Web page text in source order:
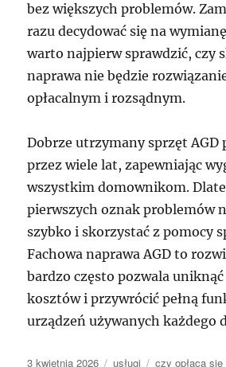
bez większych problemów.
razu decydować się na
warto najpierw sprawdzić, czy
naprawa nie będzie
opłacalnym i rozsądnym.
Dobrze utrzymany sprzęt AGD
przez wiele lat, zapewniając
wszystkim domownikom.
pierwszych oznak problemów
szybko i skorzystać z pomocy
Fachowa naprawa AGD to
bardzo często pozwala
kosztów i przywrócić pełną
urządzeń używanych każdego
Data
3 kwietnia 2026 Kategorie
usługi Tagi
czy opłaca